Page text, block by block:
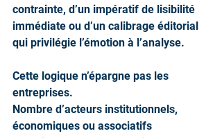
contrainte, d’un impératif de lisibilité
immédiate ou d’un calibrage éditorial
qui privilégie l’émotion à l’analyse.
Cette logique n’épargne pas les
entreprises.
Nombre d’acteurs institutionnels,
économiques ou associatifs